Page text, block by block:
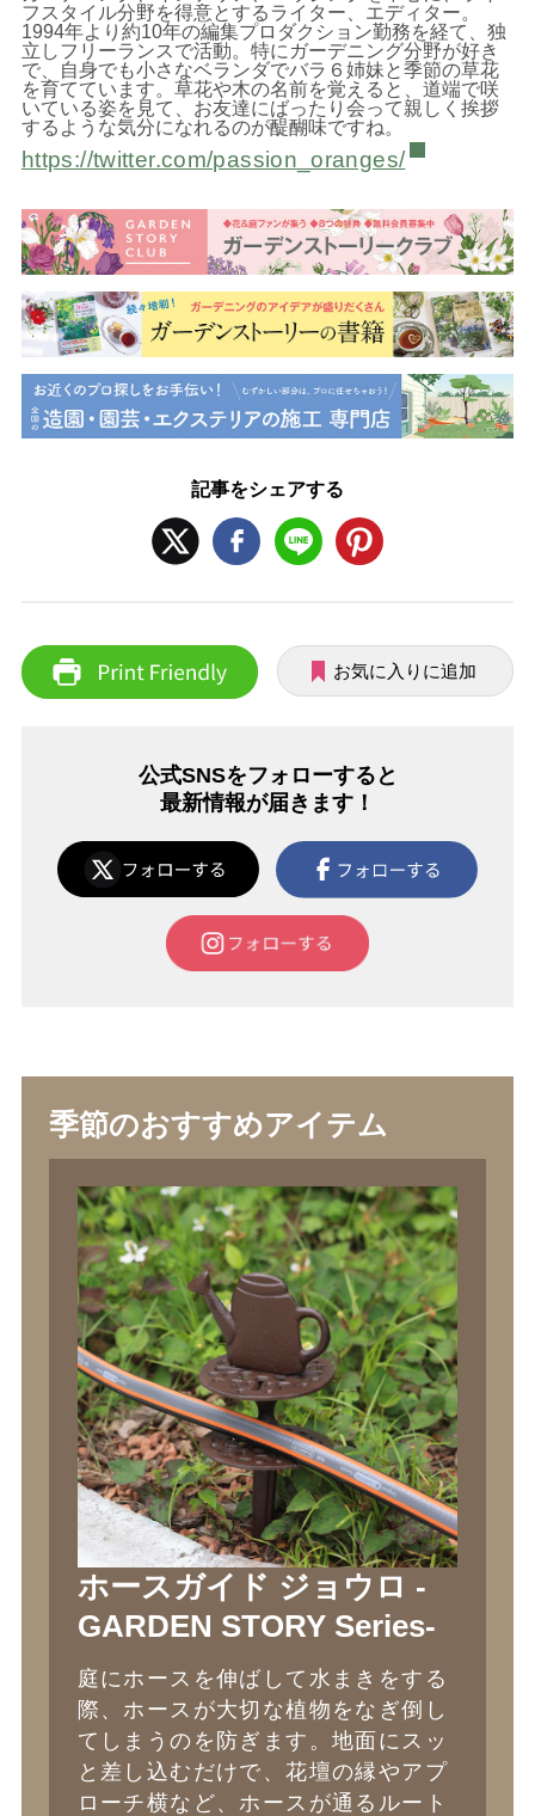
フスタイル分野を得意とするライター、エディター。
1994年より約10年の編集プロダクション勤務を経て、独
立しフリーランスで活動。特にガーデニング分野が好き
で、自身でも小さなベランダでバラ６姉妹と季節の草花
を育てています。草花や木の名前を覚えると、道端で咲
いている姿を見て、お友達にばったり会って親しく挨拶
するような気分になれるのが醍醐味ですね。
https://twitter.com/passion_oranges/
記事をシェアする
お気に入りに追加
公式SNSをフォローすると
最新情報が届きます！
季節のおすすめアイテム
ホースガイド ジョウロ -
GARDEN STORY Series-
庭にホースを伸ばして水まきをする
際、ホースが大切な植物をなぎ倒し
てしまうのを防ぎます。地面にスッ
と差し込むだけで、花壇の縁やアプ
ローチ横など、ホースが通るルート